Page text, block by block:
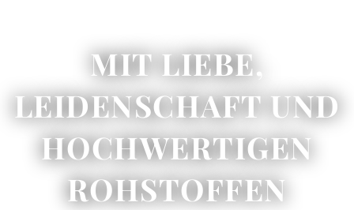
MIT LIEBE,
LEIDENSCHAFT UND
HOCHWERTIGEN
ROHSTOFFEN